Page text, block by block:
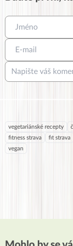
vegetariánské recepty
fitness strava
fit strava
vegan